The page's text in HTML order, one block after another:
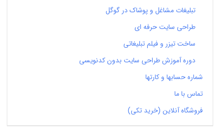
تبلیغات مشاغل و پوشاک در گوگل
طراحی سایت حرفه ای
ساخت تیزر و فیلم تبلیغاتی
دوره آموزش طراحی سایت بدون کدنویسی
شماره حسابها و کارتها
تماس با ما
فروشگاه آنلاین (خرید تکی)